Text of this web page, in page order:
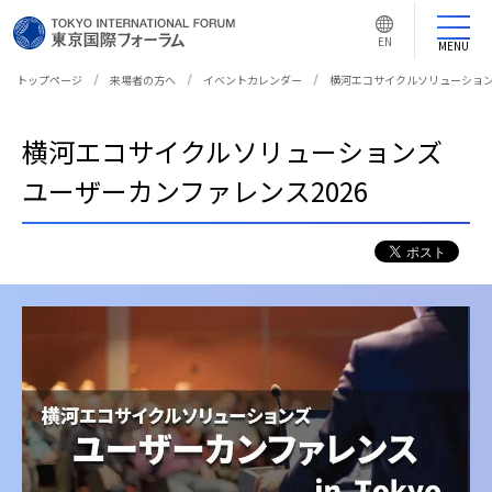
言
語
切
え
ボ
EN MENU
トップページ 来場者の方へ イベントカレンダー 横河エコサイクルソリューシ
横河エコサイクルソリューションズ
ユーザーカンファレンス2026